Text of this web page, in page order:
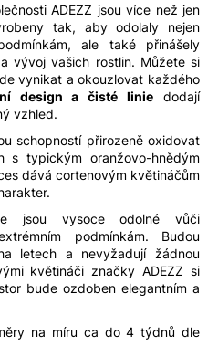
ADEZZ jsou více než jen
tak, aby odolaly nejen
ale také přinášely
vývoj vašich rostlin. Můžete si
vynikat a okouzlovat každého
design a čisté linie dodají
vzhled.
schopností přirozeně oxidovat
s typickým oranžovo-hnědým
dává cortenovým květináčům
jsou vysoce odolné vůči
podmínkám. Budou
letech a nevyžadují žádnou
květináči značky ADEZZ si
bude ozdoben elegantním a
na míru ca do 4 týdnů dle